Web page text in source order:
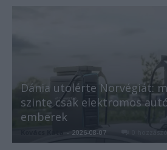
Dánia utolérte Norvégiát:
szinte csak elektromos
emberek
- 2026-08-07 0